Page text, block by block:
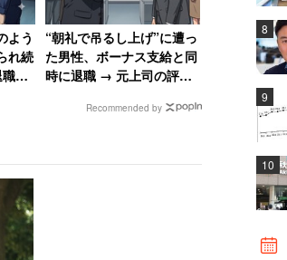
めだ。
多く、全国の約22％を占
よう
れ続
職→
“朝礼で吊るし上げ”に遭っ
た男性、ボーナス支給と同
時に退職 → 元上司の評価
思いました」Recommended by